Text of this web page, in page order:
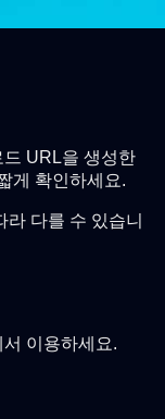
URL을 생성한
게 확인하세요.
다를 수 있습니
이용하세요.